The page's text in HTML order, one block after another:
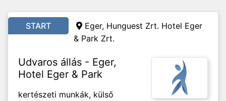
START
Eger, Hunguest Zrt. Hotel Eger
& Park Zrt.
Udvaros állás - Eger,
Hotel Eger & Park
kertészeti munkák, külső